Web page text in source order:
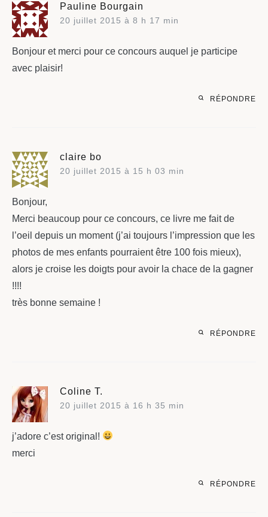
Pauline Bourgain
20 juillet 2015 à 8 h 17 min
Bonjour et merci pour ce concours auquel je participe
avec plaisir!
RÉPONDRE
claire bo
20 juillet 2015 à 15 h 03 min
Bonjour,
Merci beaucoup pour ce concours, ce livre me fait de
l’oeil depuis un moment (j’ai toujours l’impression que les
photos de mes enfants pourraient être 100 fois mieux),
alors je croise les doigts pour avoir la chace de la gagner
!!!!
très bonne semaine !
RÉPONDRE
Coline T.
20 juillet 2015 à 16 h 35 min
j’adore c’est original!
merci
RÉPONDRE